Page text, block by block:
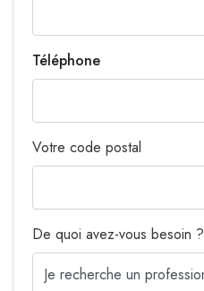
Téléphone
Votre code postal
De quoi avez-vous besoin ?